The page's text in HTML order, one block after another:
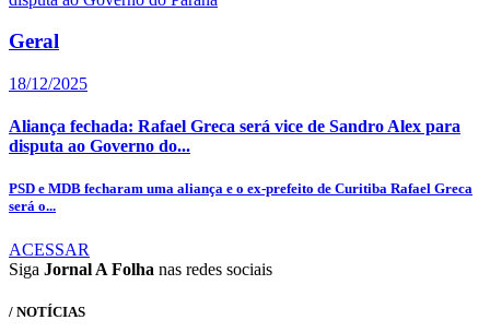
Geral
18/12/2025
Aliança fechada: Rafael Greca será vice de Sandro Alex para
disputa ao Governo do...
PSD e MDB fecharam uma aliança e o ex-prefeito de Curitiba Rafael Greca
será o...
ACESSAR
Siga Jornal A Folha nas redes sociais
/ NOTÍCIAS